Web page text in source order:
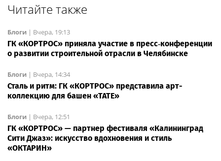
Читайте также
Блоги | Вчера, 19:13
ГК «КОРТРОС» приняла участие в пресс‑конференции
о развитии строительной отрасли в Челябинске
Блоги | Вчера, 14:34
Сталь и ритм: ГК «КОРТРОС» представила арт-
коллекцию для башен «TATE»
Блоги | Вчера, 12:51
ГК «КОРТРОС» — партнер фестиваля «Калининград
Сити Джаз»: искусство вдохновения и стиль
«ОКТАРИН»